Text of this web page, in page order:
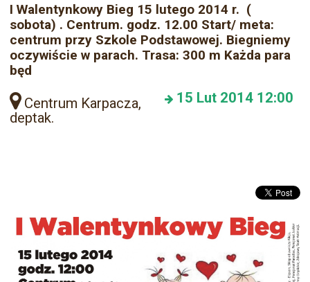
I Walentynkowy Bieg 15 lutego 2014 r. (
sobota) . Centrum. godz. 12.00 Start/ meta:
centrum przy Szkole Podstawowej. Biegniemy
oczywiście w parach. Trasa: 300 m Każda para
będ
Centrum Karpacza,
deptak.
15 Lut 201412:00